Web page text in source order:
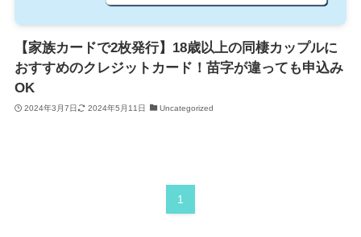
【家族カードで2枚発行】18歳以上の同棲カップルに
おすすめのクレジットカード！苗字が違っても申込み
OK
2024年3月7日 2024年5月11日 Uncategorized
1